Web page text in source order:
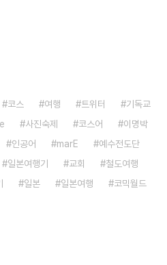
코스 여행 트위터
기독교
사진숙제 코스어
이명박
인공어 marE
예수전도단
일본여행기 교회
철도여행
일본 일본여행 코믹월드